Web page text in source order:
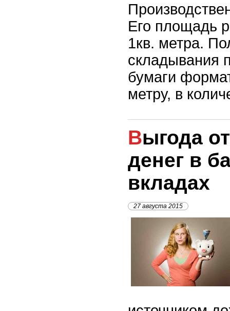
Его площадь
1кв. метра.
складывания
бумаги
метру, в
Выгода от хранения
денег в
вкладах
27 августа 2015